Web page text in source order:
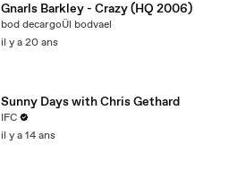
Gnarls Barkley - Crazy (HQ 2006)
bod decargoÜl bodvael
il y a 20 ans
Sunny Days with Chris Gethard
IFC
il y a 14 ans